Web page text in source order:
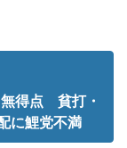
得点 貧打・
に鯉党不満